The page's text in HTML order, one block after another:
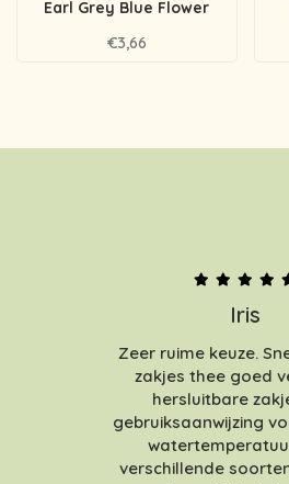
Earl Grey Blue Flower
€3,66
Iris
Zeer ruime keuze.
zakjes thee goed
hersluitbare
gebruiksaanwijzing
verschillende